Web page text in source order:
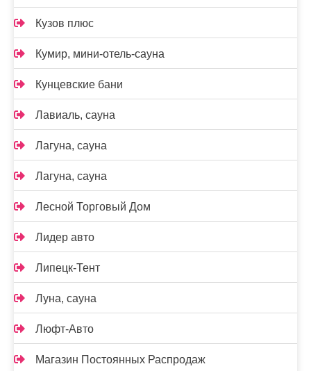
Кузов плюс
Кумир, мини-отель-сауна
Кунцевские бани
Лавиаль, сауна
Лагуна, сауна
Лагуна, сауна
Лесной Торговый Дом
Лидер авто
Липецк-Тент
Луна, сауна
Люфт-Авто
Магазин Постоянных Распродаж